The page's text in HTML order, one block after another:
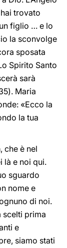
trovato
figlio … e lo
la sconvolge
sposata
Spirito Santo
sarà
Maria
«Ecco la
la tua
che è nel
là e noi qui.
sguardo
nome e
di noi.
scelti prima
e
siamo stati